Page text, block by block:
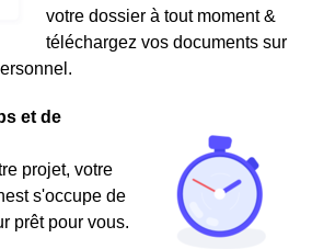
votre dossier à tout moment &
téléchargez vos documents sur
et de
projet, votre
s'occupe de
prêt pour vous.